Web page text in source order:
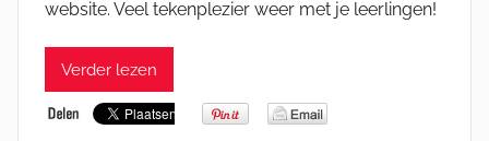
website. Veel tekenplezier weer met je leerlingen!
Verder lezen